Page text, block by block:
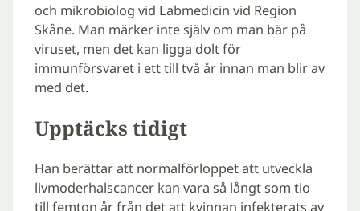
och mikrobiolog vid Labmedicin vid Region
Skåne. Man märker inte själv om man bär på
viruset, men det kan ligga dolt för
immunförsvaret i ett till två år innan man blir av
med det.
Upptäcks tidigt
Han berättar att normalförloppet att utveckla
livmoderhalscancer kan vara så långt som tio
till femton år från det att kvinnan infekterats av